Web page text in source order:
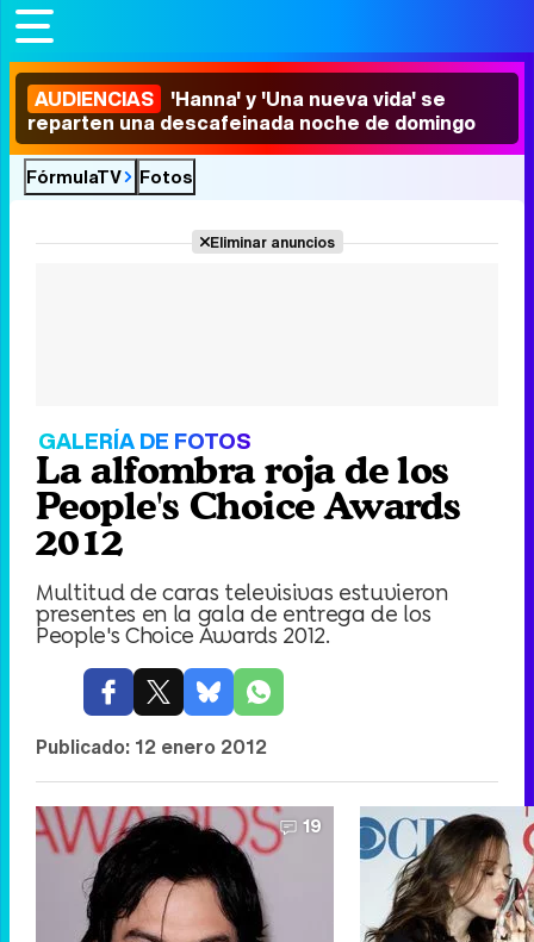
AUDIENCIAS 'Hanna' y 'Una nueva vida' se
reparten una descafeinada noche de domingo
FórmulaTV Fotos
Eliminar anuncios
GALERÍA DE FOTOS
La alfombra roja de los
People's Choice Awards
2012
Multitud de caras televisivas estuvieron
presentes en la gala de entrega de los
People's Choice Awards 2012.
Publicado: 12 enero 2012
19